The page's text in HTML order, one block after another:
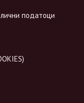
податоци